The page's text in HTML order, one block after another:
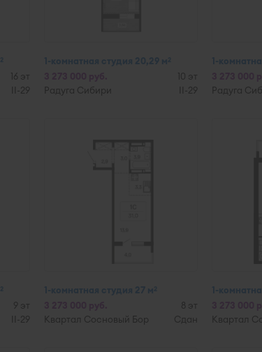
2
16 эт
II-29
1-комнатная студия 20,29 м2
10 эт
Радуга Сибири
II-29
1-
Радуга
2
9 эт
II-29
1-комнатная студия 27 м2
8 эт
Квартал Сосновый Бор
Сдан
1-
Квартал